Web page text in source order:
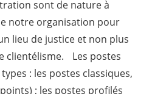
sont de nature à
notre organisation pour
lieu de justice et non plus
clientélisme. Les postes
: les postes classiques,
; les postes profilés